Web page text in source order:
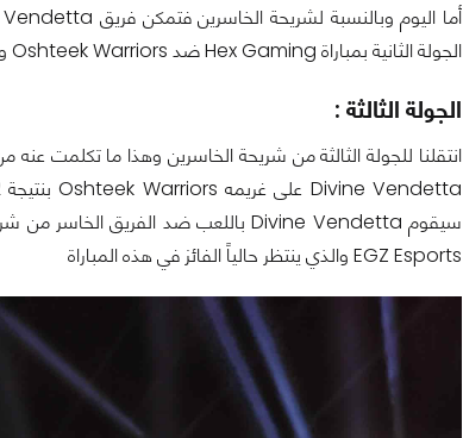
الجولة الثانية بمباراة Hex Gaming ضد Oshteek Warriors والتي تمكن فيها فريق Oshteek Warriors من الظفر بالمباراة بنتيجة 2-0
الجولة الثالثة :
انتقلنا للجولة الثالثة من شريحة الخاسرين وهذا ما تكلمت
EGZ Esports والذي ينتظر حالياً الفائز في هذه المباراة